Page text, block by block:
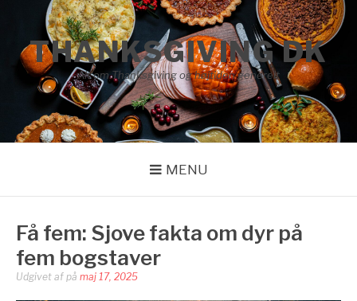
indholdTHANKSGIVING DK
Alt om Thanksgiving og højtiden generelt
MENU
Få fem: Sjove fakta om dyr på
fem bogstaver
Udgivet af på maj 17, 2025